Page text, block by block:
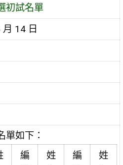
初試名單
14 日
單如下：
編
姓
編
姓